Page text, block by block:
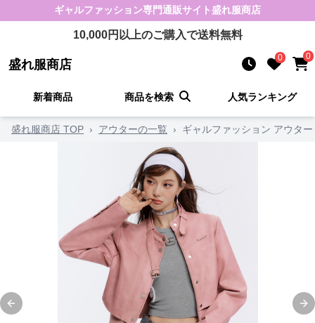
ギャルファッション専門通販サイト盛れ服商店
10,000円以上のご購入で送料無料
盛れ服商店 0 0
新着商品 商品を検索 人気ランキング
盛れ服商店 TOP › アウターの一覧 › ギャルファッション アウタ
Previous slide